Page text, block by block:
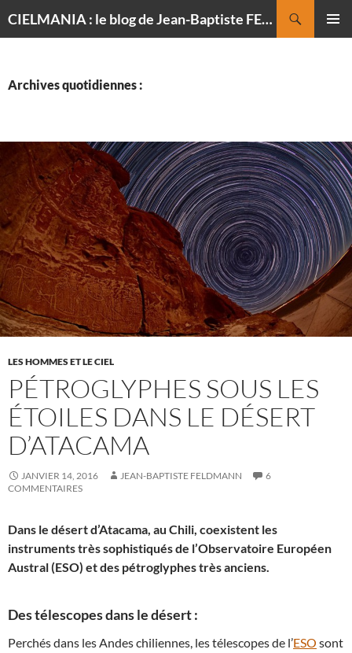
CIELMANIA : le blog de Jean-Baptiste FELDMANN, photographe du ciel
Archives quotidiennes :
LES HOMMES ET LE CIEL
PÉTROGLYPHES SOUS LES
ÉTOILES DANS LE DÉSERT
D’ATACAMA
JANVIER 14, 2016 JEAN-BAPTISTE FELDMANN
6
COMMENTAIRES
Dans le désert d’Atacama, au Chili, coexistent les
instruments très sophistiqués de l’Observatoire Européen
Austral (ESO) et des pétroglyphes très anciens.
Des télescopes dans le désert :
Perchés dans les Andes chiliennes, les télescopes de l’ESO sont